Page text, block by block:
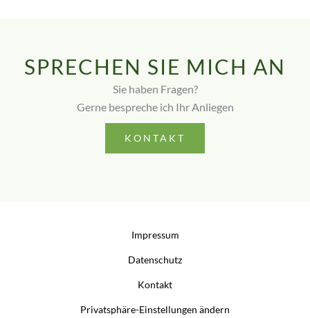
SPRECHEN SIE MICH AN
Sie haben Fragen?
Gerne bespreche ich Ihr Anliegen
KONTAKT
Impressum
Datenschutz
Kontakt
Privatsphäre-Einstellungen ändern